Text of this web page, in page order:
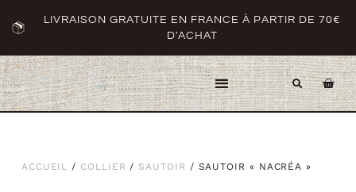
LIVRAISON GRATUITE EN FRANCE À PARTIR DE 70€
D'ACHAT
ACCUEIL / COLLIER / SAUTOIR / SAUTOIR « NACRÉA »